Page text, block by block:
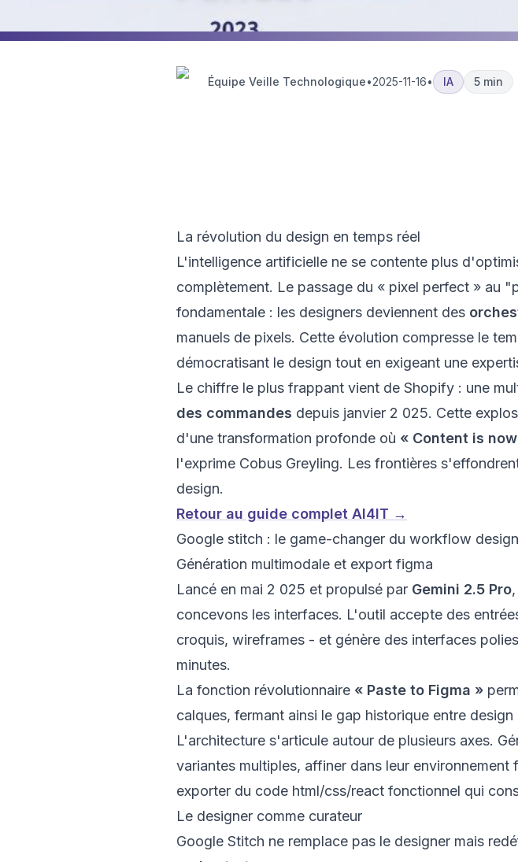
Équipe Veille Technologique•2025-11-16• IA 5 min
La révolution du design en temps réel
L'intelligence artificielle ne se contente plus
complètement. Le passage du « pixel perfect » au
fondamentale : les designers deviennent des
manuels de pixels. Cette évolution compresse le
démocratisant le design tout en exigeant une
Le chiffre le plus frappant vient de Shopify : une
des commandes depuis janvier 2 025. Cette
d'une transformation profonde où « Content is
l'exprime Cobus Greyling. Les frontières
design.
Retour au guide complet AI4IT →
Google stitch : le game-changer du workflow design
Génération multimodale et export figma
Lancé en mai 2 025 et propulsé par Gemini 2.5 Pro
concevons les interfaces. L'outil accepte des
croquis, wireframes - et génère des interfaces
minutes.
La fonction révolutionnaire « Paste to Figma »
calques, fermant ainsi le gap historique entre
L'architecture s'articule autour de plusieurs axes.
variantes multiples, affiner dans leur
exporter du code html/css/react fonctionnel qui
Le designer comme curateur
Google Stitch ne remplace pas le designer mais